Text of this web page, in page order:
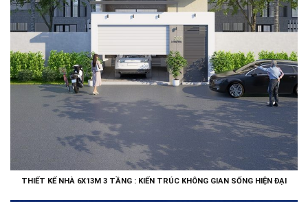
THIẾT KẾ NHÀ 6X13M 3 TẦNG : KIẾN TRÚC KHÔNG GIAN SỐNG HIỆN ĐẠI